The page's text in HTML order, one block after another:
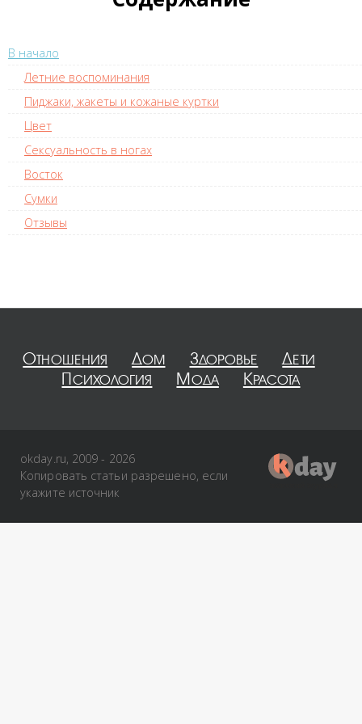
В начало
Летние воспоминания
Пиджаки, жакеты и кожаные куртки
Цвет
Сексуальность в ногах
Восток
Сумки
Отзывы
Отношения Дом Здоровье
Дети
Психология
Мода Красота
okday.ru, 2009 - 2026
Копировать статьи разрешено, если
укажите источник